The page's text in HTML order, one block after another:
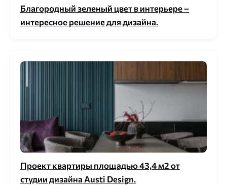
Благородный зеленый цвет в интерьере –
интересное решение для дизайна.
Проект квартиры площадью 43,4 м2 от
студии дизайна Аusti Design.